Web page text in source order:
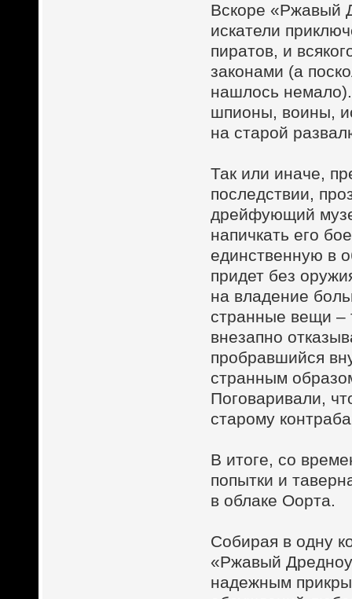
Вскоре «Ржавый
искатели
пиратов, и
законами (а
нашлось
шпионы, воины,
на старой
Так или иначе,
последствии,
дрейфующий
напичкать его
единственную в
придет без
на владение
странные вещи –
внезапно
пробравшийся
странным
Поговаривали,
старому
В итоге, со
попытки и
в облаке Оорта.
Собирая в одну
«Ржавый
надежным